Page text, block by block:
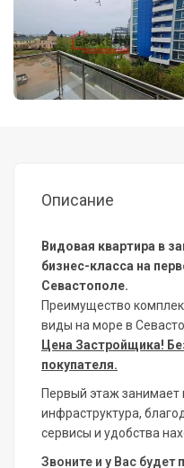
Описание
Видовая квартира в
бизнес-класса на
Севастополе.
Преимущество
виды на море в
Цена Застройщика!
покупателя.
Первый этаж занимает
инфраструктура,
сервисы и удобства
Звоните и у Вас будет